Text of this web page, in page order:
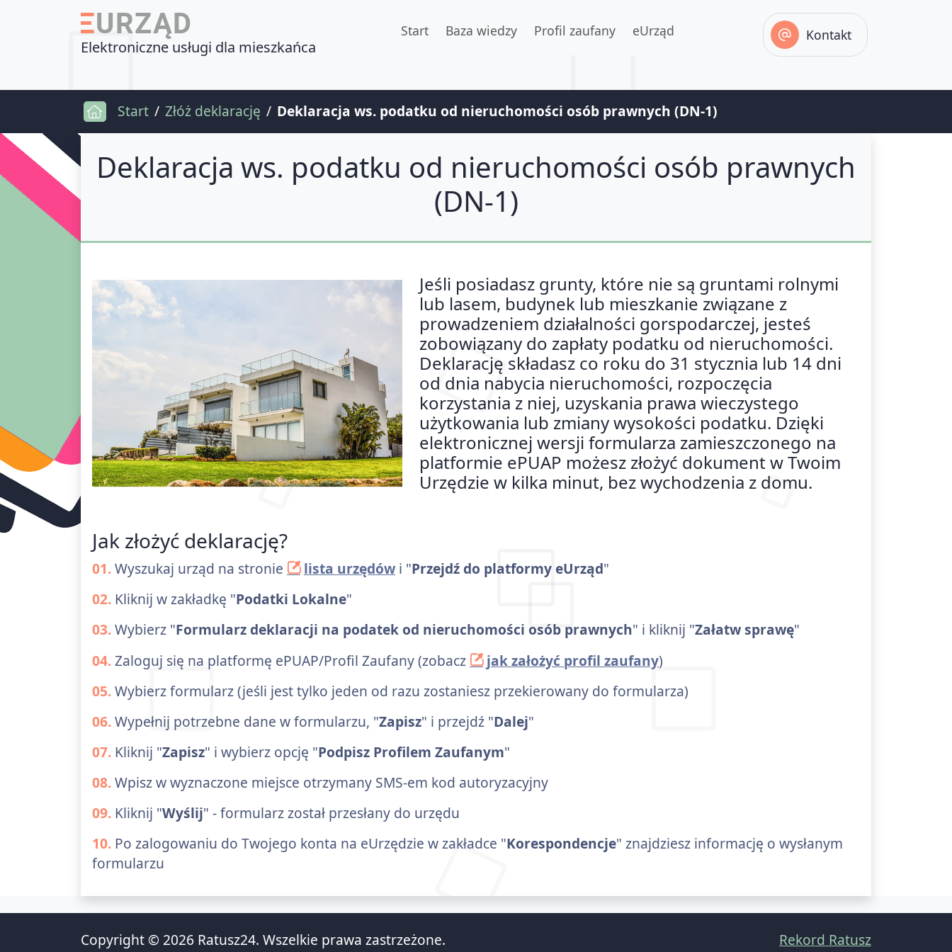
Elektroniczne usługi dla mieszkańca
Start Baza wiedzy Profil zaufany eUrząd Kontakt
Start Złóż deklarację Deklaracja ws. podatku od nieruchomości osób prawnych (DN-1)
Deklaracja ws. podatku od nieruchomości osób prawnych
(DN-1)
Jeśli posiadasz grunty, które nie są gruntami rolnymi
lub lasem, budynek lub mieszkanie związane z
prowadzeniem działalności gorspodarczej, jesteś
zobowiązany do zapłaty podatku od nieruchomości.
Deklarację składasz co roku do 31 stycznia lub 14 dni
od dnia nabycia nieruchomości, rozpoczęcia
korzystania z niej, uzyskania prawa wieczystego
użytkowania lub zmiany wysokości podatku. Dzięki
elektronicznej wersji formularza zamieszczonego na
platformie ePUAP możesz złożyć dokument w Twoim
Urzędzie w kilka minut, bez wychodzenia z domu.
Jak złożyć deklarację?
01.Wyszukaj urząd na stronie lista urzędów i "Przejdź do platformy eUrząd"
02. Kliknij w zakładkę "Podatki Lokalne"
03.Wybierz "Formularz deklaracji na podatek od nieruchomości osób prawnych" i kliknij "Załatw sprawę"
04.Zaloguj się na platformę ePUAP/Profil Zaufany (zobacz jak założyć profil zaufany)
05.Wybierz formularz (jeśli jest tylko jeden od razu zostaniesz przekierowany do formularza)
06.Wypełnij potrzebne dane w formularzu, "Zapisz" i przejdź "Dalej"
07. Kliknij "Zapisz" i wybierz opcję "Podpisz Profilem Zaufanym"
08.Wpisz w wyznaczone miejsce otrzymany SMS-em kod autoryzacyjny
09. Kliknij "Wyślij" - formularz został przesłany do urzędu
10. Po zalogowaniu do Twojego konta na eUrzędzie w zakładce "Korespondencje" znajdziesz informację o wysłanym
formularzu
Copyright © 2026 Ratusz24. Wszelkie prawa zastrzeżone. Rekord Ratusz